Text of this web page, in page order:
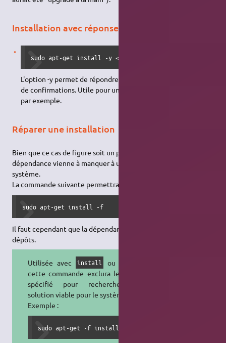
Installation avec réponse oui
sudo apt-get install -y <paquet(s)>
L'option -y permet de répondre oui par avance aux demandes
de confirmations. Utile pour une utilisation dans un script,
par exemple.
Réparer une installation
Bien que ce cas de figure soit un peu rare, il peut arriver qu'une
dépendance vienne à manquer à un logiciel installé sur votre
système.
La commande suivante permettra de résoudre le problème :
sudo apt-get install -f
Il faut cependant que la dépendance soit disponible dans les
dépôts.
Utilisée avec install ou
cette commande exclura le paquet
spécifié pour rechercher une
solution viable pour le système.
Exemple :
sudo apt-get -f install vlc